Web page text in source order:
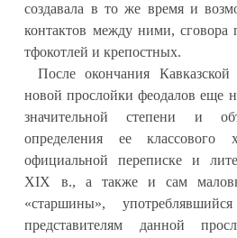
создавала в то же время и
контактов между ними, сговора
тфокотлей и крепостных.
После окончания
новой прослойки феодалов еще
значительной степени и
определения ее классового
официальной переписке и
XIX в., а также и сам
«старшины»,
представителям данной